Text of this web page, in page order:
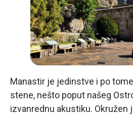
Manastir je jedinstve i po
stene, nešto poput našeg
izvanrednu akustiku. Okružen